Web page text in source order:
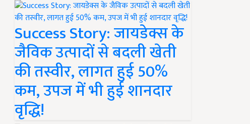
Success Story: जायडेक्स के
जैविक उत्पादों से बदली खेती
की तस्वीर, लागत हुई 50%
कम, उपज में भी हुई शानदार
वृद्धि!